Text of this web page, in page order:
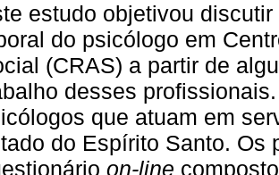
estudo objetivou discutir
do psicólogo em
(CRAS) a partir de
desses
que atuam em
do Espírito Santo. Os
on-line